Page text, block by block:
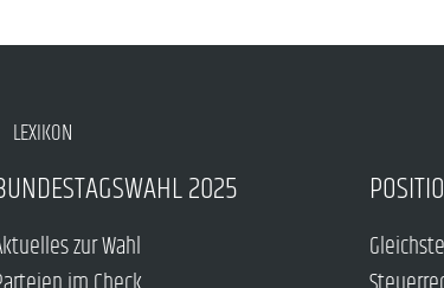
LEXIKON
2025
zur Wahl